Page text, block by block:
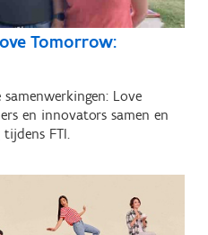
Tomorrow:
Love
en innovators samen en
FTI.